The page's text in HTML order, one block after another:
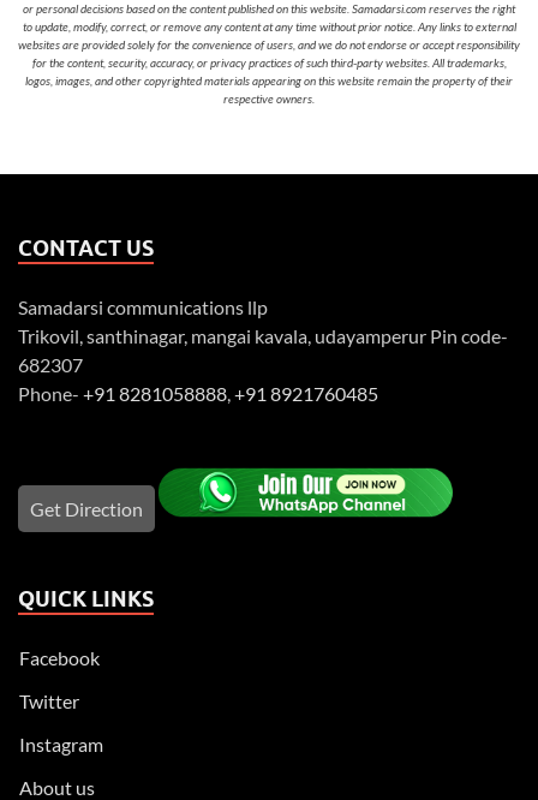
or personal decisions based on the content published on this website. Samadarsi.com reserves the right
to update, modify, correct, or remove any content at any time without prior notice. Any links to external
websites are provided solely for the convenience of users, and we do not endorse or accept responsibility
for the content, security, accuracy, or privacy practices of such third-party websites. All trademarks,
logos, images, and other copyrighted materials appearing on this website remain the property of their
respective owners.
CONTACT US
Samadarsi communications llp
Trikovil, santhinagar, mangai kavala, udayamperur Pin code-
682307
Phone- +91 8281058888,+91 8921760485
Get Direction
QUICK LINKS
Facebook
Twitter
Instagram
About us